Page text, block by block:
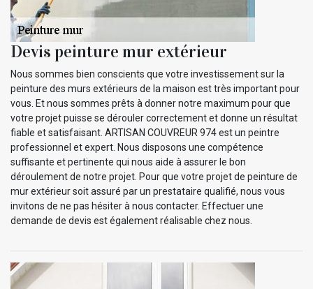
Devis peinture mur extérieur
Nous sommes bien conscients que votre investissement sur la
peinture des murs extérieurs de la maison est très important pour
vous. Et nous sommes prêts à donner notre maximum pour que
votre projet puisse se dérouler correctement et donne un résultat
fiable et satisfaisant. ARTISAN COUVREUR 974 est un peintre
professionnel et expert. Nous disposons une compétence
suffisante et pertinente qui nous aide à assurer le bon
déroulement de notre projet. Pour que votre projet de peinture de
mur extérieur soit assuré par un prestataire qualifié, nous vous
invitons de ne pas hésiter à nous contacter. Effectuer une
demande de devis est également réalisable chez nous.